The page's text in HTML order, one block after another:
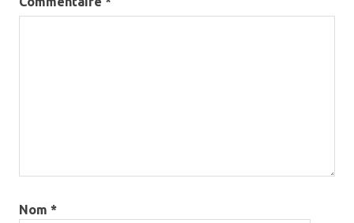
Nom *